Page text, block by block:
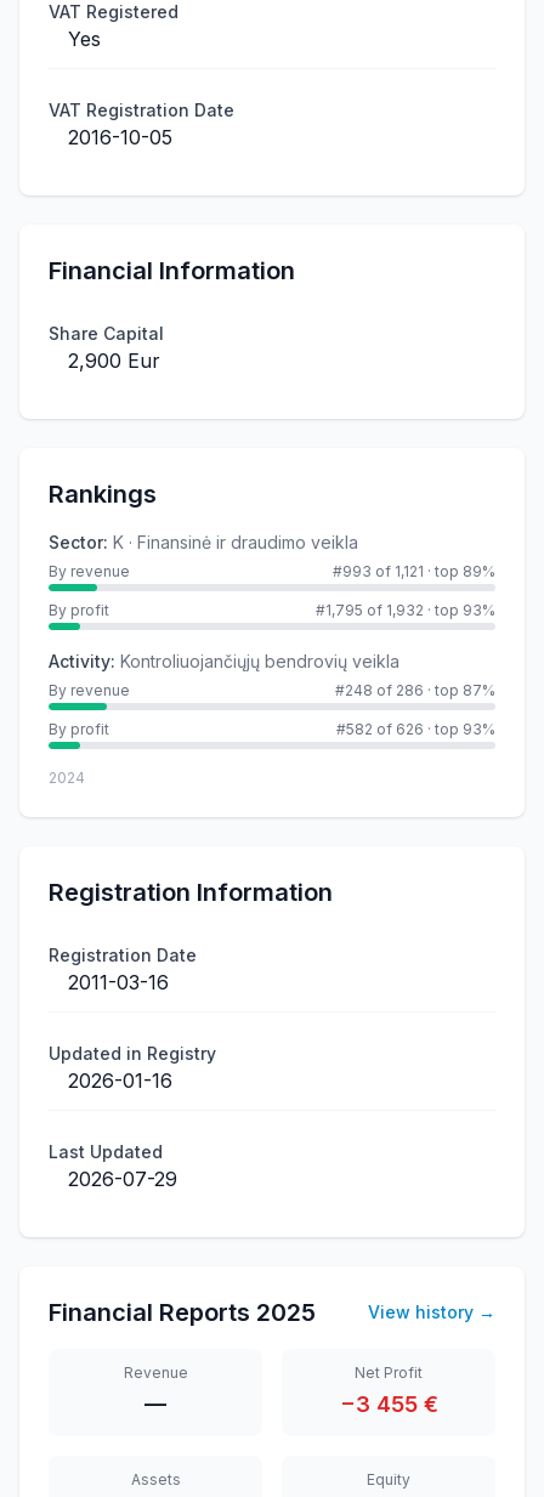
VAT Registered
Yes
VAT Registration Date
2016-10-05
Financial Information
Share Capital
2,900 Eur
Rankings
Sector: K · Finansinė ir draudimo veikla
By revenue #993 of 1,121 · top 89%
By profit #1,795 of 1,932 · top 93%
Activity: Kontroliuojančiųjų bendrovių veikla
By revenue #248 of 286 · top 87%
By profit #582 of 626 · top 93%
2024
Registration Information
Registration Date
2011-03-16
Updated in Registry
2026-01-16
Last Updated
2026-07-29
Financial Reports 2025 View history →
Revenue
—
Net Profit
−3 455 €
Assets Equity